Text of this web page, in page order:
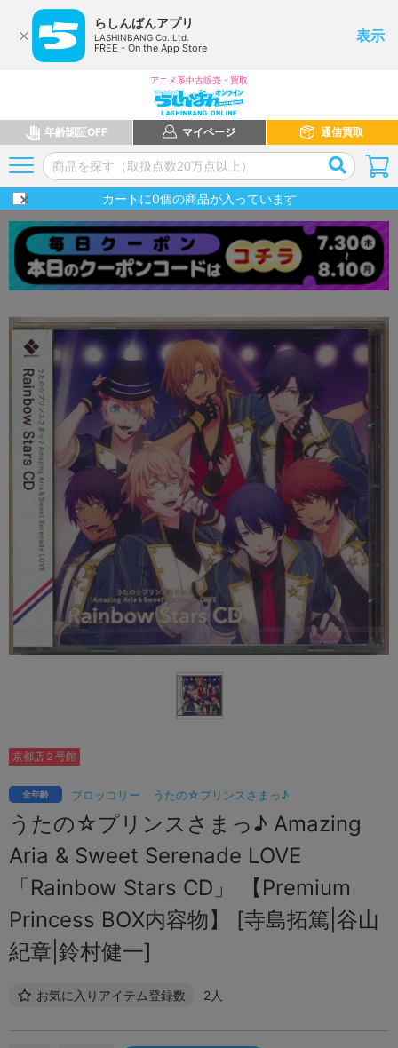
らしんばんアプリ
LASHINBANG Co.,Ltd.
FREE - On the App Store
表示
アニメ系中古販売・買取
年齢認証OFF マイページ 通信買取
カートに0個の商品が入っています
ブロッコリー うたの☆プリンスさまっ♪
全年齢
うたの☆プリンスさまっ♪ Amazing
Aria & Sweet Serenade LOVE
「Rainbow Stars CD」 【Premium
Princess BOX内容物】 [寺島拓篤|谷山
紀章|鈴村健一]
お気に入りアイテム登録数 2人
京都店２号館